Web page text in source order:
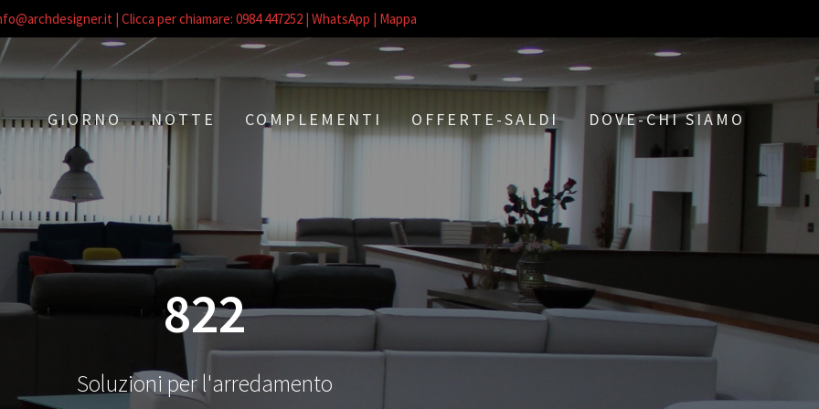
GIORNO
NOTTE COMPLEMENTI OFFERTE-SALDI DOVE-CHI SIAMO
822
Soluzioni per l'arredamento
| Clicca per chiamare: 0984 447252 | WhatsApp | Mappa